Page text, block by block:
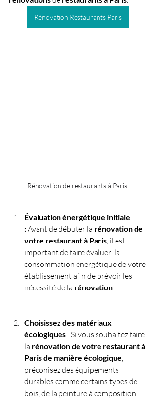
Rénovation Restaurants Paris
Rénovation de restaurants à Paris
Évaluation énergétique initiale
: Avant de débuter la rénovation de
votre restaurant à Paris , il est
important de faire évaluer  la
consommation énergétique de votre
établissement afin de prévoir les
nécessité de la rénovation
Choisissez des matériaux
écologiques : Si vous souhaitez faire
la rénovation de votre restaurant à
Paris de manière écologique
préconisez des équipements
durables comme certains types de
bois, de la peinture à composition